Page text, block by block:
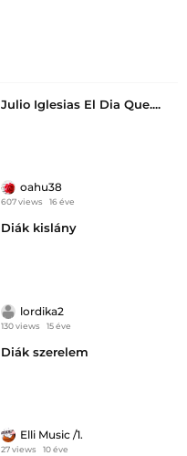
Julio Iglesias El Dia Que....
oahu38
607 views 16 éve
Diák kislány
lordika2
130 views 15 éve
Diák szerelem
Elli Music /1.
27 views 10 éve